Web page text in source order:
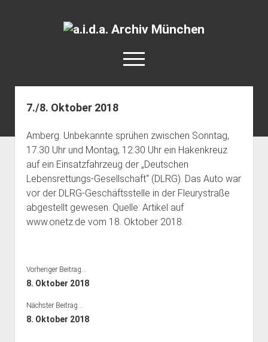
a.i.d.a.
open
menu
Aktuelles
Termine
open
dropdown
menu
Antifaschistische Termine im Süden
Antifaschistische Termine in München
Rechte Termine im Süden
Chronologie
open
dropdown
menu
a.i.d.a. e. V. unterstützen
Impressum
7./8. Oktober 2018
Amberg. Unbekannte sprühen zwischen Sonntag,
17.30 Uhr und Montag, 12.30 Uhr ein Hakenkreuz
auf ein Einsatzfahrzeug der „Deutschen
Lebensrettungs-Gesellschaft“ (DLRG). Das Auto war
vor der DLRG-Geschäftsstelle in der Fleurystraße
abgestellt gewesen. Quelle: Artikel auf
www.onetz.de vom 18. Oktober 2018.
Vorheriger Beitrag...
8. Oktober 2018
Nächster Beitrag...
8. Oktober 2018